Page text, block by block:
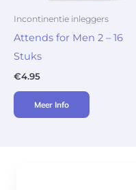
Incontinentie inleggers
Attends for Men 2 – 16
Stuks
€4.95
Meer Info